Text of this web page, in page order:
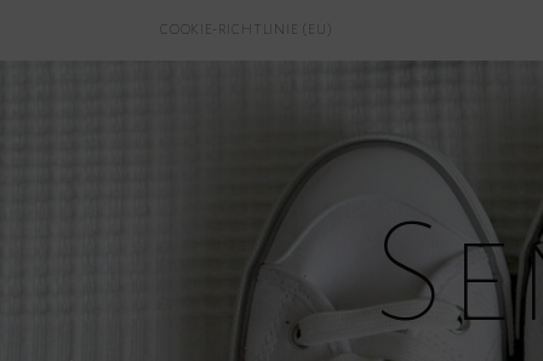
COOKIE-RICHTLINIE (EU)